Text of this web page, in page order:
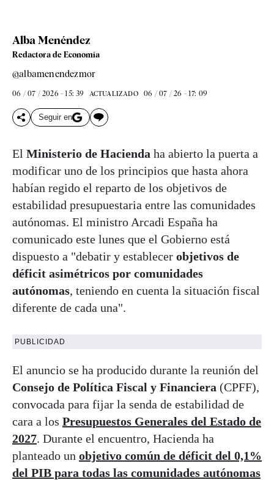
Alba Menéndez
Redactora de Economía
@albamenendezmor
06 / 07 / 2026 - 15: 39 ACTUALIZADO 06 / 07 / 26 - 17: 09
Seguir en
El Ministerio de Hacienda ha abierto la puerta a
modificar uno de los principios que hasta ahora
habían regido el reparto de los objetivos de
estabilidad presupuestaria entre las comunidades
autónomas. El ministro Arcadi España ha
comunicado este lunes que el Gobierno está
dispuesto a "debatir y establecer objetivos de
déficit asimétricos por comunidades
autónomas, teniendo en cuenta la situación fiscal
diferente de cada una".
PUBLICIDAD
El anuncio se ha producido durante la reunión del
Consejo de Política Fiscal y Financiera (CPFF),
convocada para fijar la senda de estabilidad de
cara a los Presupuestos Generales del Estado de
2027. Durante el encuentro, Hacienda ha
planteado un objetivo común de déficit del 0,1%
del PIB para todas las comunidades autónomas